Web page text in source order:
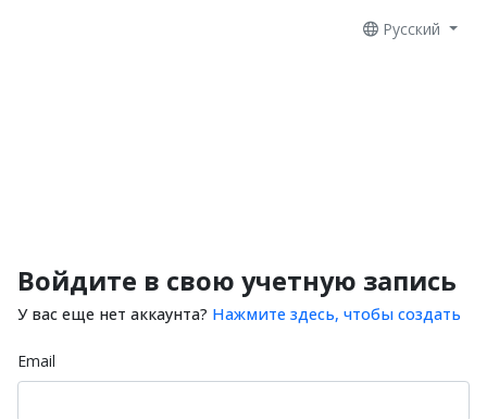
Русский
Войдите в свою учетную запись
У вас еще нет аккаунта? Нажмите здесь, чтобы создать
Email